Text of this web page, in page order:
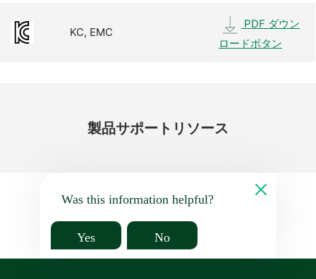
KC, EMC
PDF ダウン
ロードボタン
製品サポート リソース
Was this information helpful?
Yes No